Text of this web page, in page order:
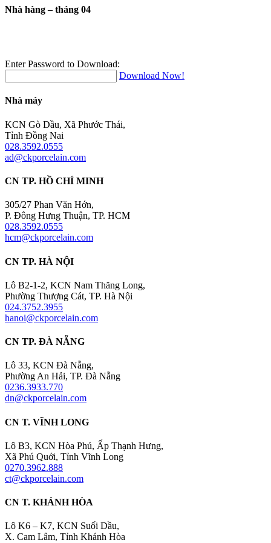
Nhà hàng – tháng 04
Enter Password to Download:
Download Now!
Nhà máy
KCN Gò Dầu, Xã Phước Thái,
Tỉnh Đồng Nai
028.3592.0555
ad@ckporcelain.com
CN TP. HỒ CHÍ MINH
305/27 Phan Văn Hớn,
P. Đông Hưng Thuận, TP. HCM
028.3592.0555
hcm@ckporcelain.com
CN TP. HÀ NỘI
Lô B2-1-2, KCN Nam Thăng Long,
Phường Thượng Cát, TP. Hà Nội
024.3752.3955
hanoi@ckporcelain.com
CN TP. ĐÀ NẴNG
Lô 33, KCN Đà Nẵng,
Phường An Hải, TP. Đà Nẵng
0236.3933.770
dn@ckporcelain.com
CN T. VĨNH LONG
Lô B3, KCN Hòa Phú, Ấp Thạnh Hưng,
Xã Phú Quới, Tỉnh Vĩnh Long
0270.3962.888
ct@ckporcelain.com
CN T. KHÁNH HÒA
Lô K6 – K7, KCN Suối Dầu,
X. Cam Lâm, Tỉnh Khánh Hòa